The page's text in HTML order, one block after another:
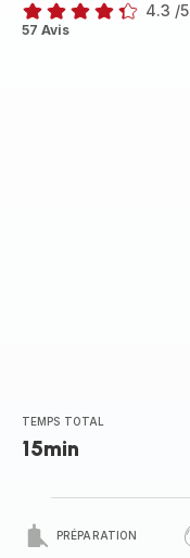
ratings.4.3
4.3 /5
57 Avis
TEMPS TOTAL
15min
PRÉPARATION